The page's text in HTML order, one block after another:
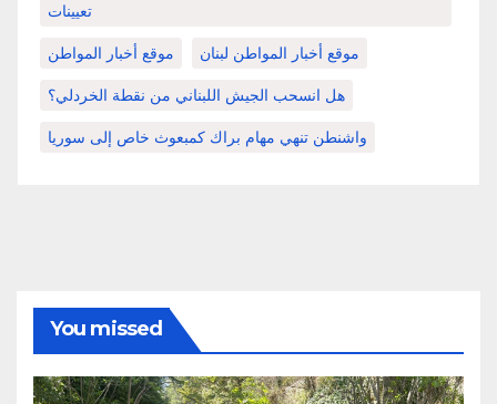
تعيينات
موقع أخبار المواطن موقع أخبار المواطن لبنان
هل انسحب الجيش اللبناني من نقطة الخردلي؟
واشنطن تنهي مهام براك كمبعوث خاص إلى سوريا
You missed